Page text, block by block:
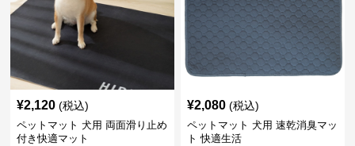
¥2,120 (税込)
ペットマット 犬用 両面滑り止め
付き快適マット
¥2,080 (税込)
ペットマット 犬用 速乾消臭マッ
ト 快適生活